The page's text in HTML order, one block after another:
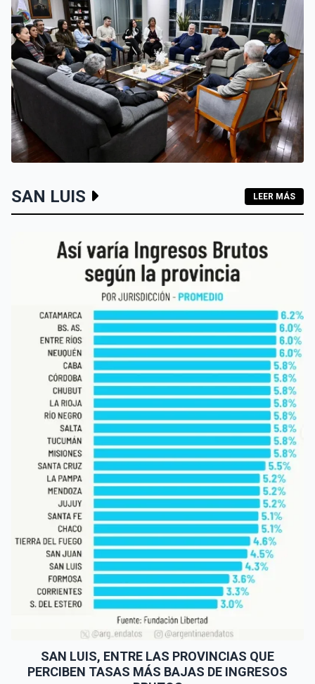
LA PROVINCIA IMPULSA NUEVAS ETAPAS EN LA
CONSTRUCCIÓN DE VIVIENDAS EN PUEYRREDÓN
SAN LUIS QUIERE POSICIONARSE COMO SEDE DEL
TURISMO DE REUNIONES
SAN LUIS LEER MÁS
SAN LUIS, ENTRE LAS PROVINCIAS QUE
PERCIBEN TASAS MÁS BAJAS DE INGRESOS